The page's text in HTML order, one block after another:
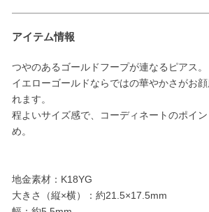
アイテム情報
つやのあるゴールドフープが連なるピアス。
イエローゴールドならではの華やかさがお
れます。
程よいサイズ感で、コーディネートのポイ
め。
地金素材：K18YG
大きさ（縦×横）：約21.5×17.5mm